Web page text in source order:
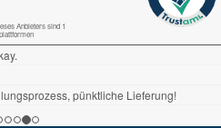
Anbieters sind 1
pünktliche Lieferung!